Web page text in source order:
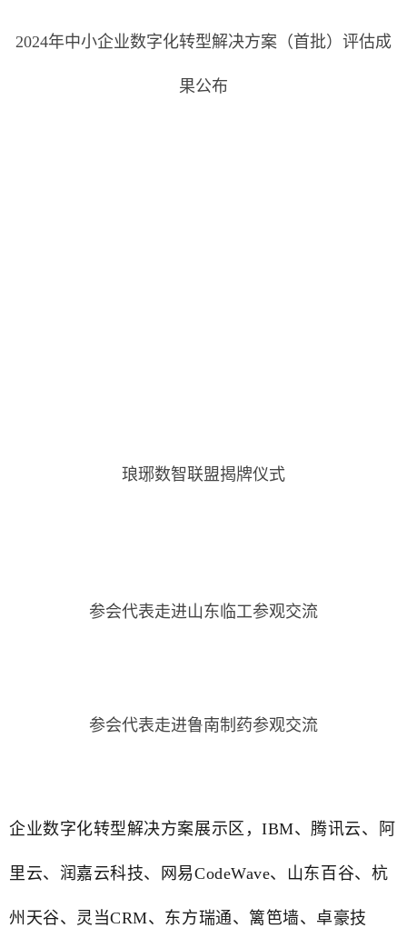
2024年中小企业数字化转型解决方案（首批）评估成
果公布
琅琊数智联盟揭牌仪式
参会代表走进山东临工参观交流
参会代表走进鲁南制药参观交流
企业数字化转型解决方案展示区，IBM、腾讯云、阿
里云、润嘉云科技、网易CodeWave、山东百谷、杭
州天谷、灵当CRM、东方瑞通、篱笆墙、卓豪技